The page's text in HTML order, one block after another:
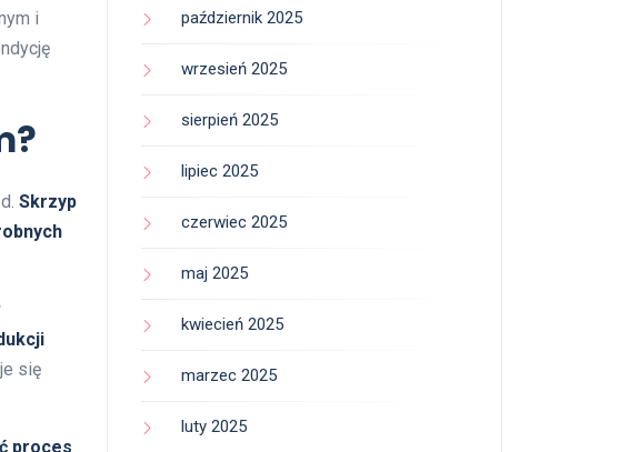
i
Skrzyp
się
proces
październik 2025
wrzesień 2025
sierpień 2025
lipiec 2025
czerwiec 2025
maj 2025
kwiecień 2025
marzec 2025
luty 2025